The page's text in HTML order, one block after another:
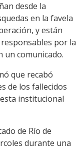
desde la
en la favela
y están
por la
un comunicado.
que recabó
de los fallecidos
institucional
de Río de
durante una